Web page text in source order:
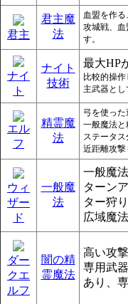
君主
君主魔
法
血盟を作
攻城戦、血
す。
ナイ
ト
ナイト
技術
最大HP
比較的操作
主武器とし
エル
フ
精霊魔
法
弓を使った
一般魔法と
ステータ
近距離攻撃
ウィ
ザー
ド
一般魔
法
一般魔
ターン
ター狩
広域魔
ダー
クエ
ルフ
闇の精
霊魔法
高い攻
専用武
あり、